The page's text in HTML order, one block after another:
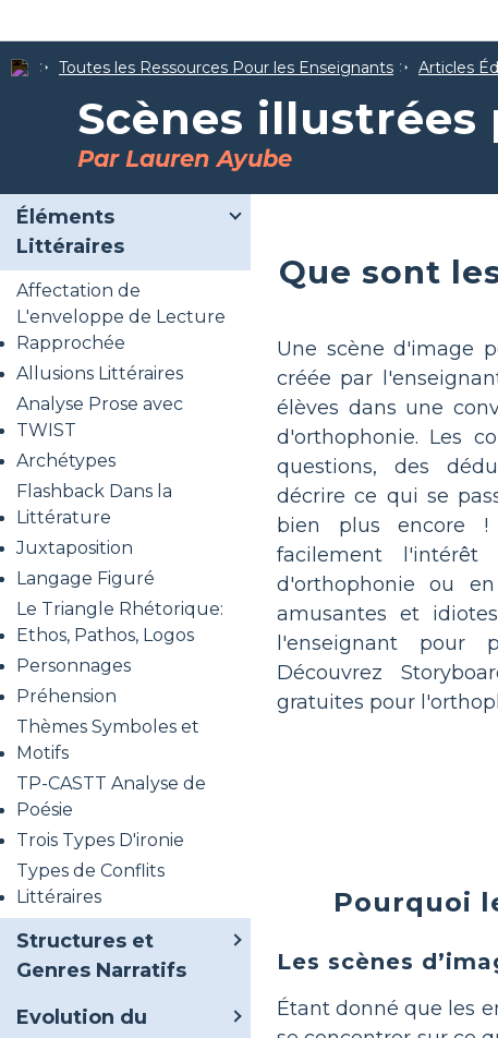
Toutes les Ressources Pour les Enseignants Articles
Scènes
Par Lauren Ayube
Éléments
Littéraires
Affectation de
L'enveloppe de Lecture
Rapprochée
Allusions Littéraires
Analyse Prose avec
TWIST
Archétypes
Flashback Dans la
Littérature
Juxtaposition
Langage Figuré
Le Triangle Rhétorique:
Ethos, Pathos, Logos
Personnages
Préhension
Thèmes Symboles et
Motifs
TP-CASTT Analyse de
Poésie
Trois Types D'ironie
Types de Conflits
Littéraires
Structures et
Genres Narratifs
Evolution du
Que sont
Une scène d'image
créée par
élèves dans une
d'orthophonie. Les
questions, des
décrire ce qui se
bien plus encore !
facilement
d'orthophonie ou
amusantes et
l'enseignant pour
Découvrez
gratuites pour
Pourquoi
Les scènes
Étant donné que les